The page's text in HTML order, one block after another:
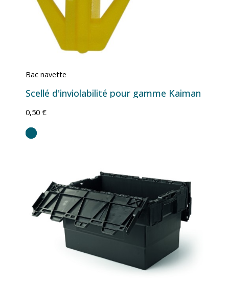
Bac navette
Scellé d'inviolabilité pour gamme Kaiman
0,50 €